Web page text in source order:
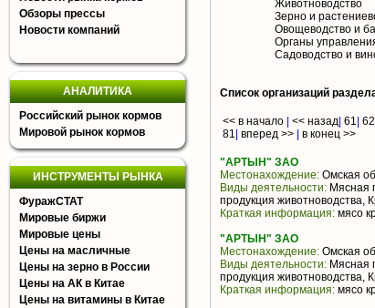
Обзоры прессы
Новости компаний
АНАЛИТИКА
Российский рынок кормов
Мировой рынок кормов
ИНСТРУМЕНТЫ РЫНКА
ФуражСТАТ
Мировые биржи
Мировые цены
Цены на масличные
Цены на зерно в России
Цены на АК в Китае
Цены на витамины в Китае
Животноводство
Зерно и
Овощеводство и
Органы
Садоводство и
Список организаций
<< в начало << назад 61 62
81 вперед >> в конец >>
"АРТЫН" ЗАО
Местонахождение: Омская
Виды деятельности: Мясная
продукция животноводства,
Краткая информация: мясо
"АРТЫН" ЗАО
Местонахождение: Омская
Виды деятельности: Мясная
продукция животноводства,
Краткая информация: мясо